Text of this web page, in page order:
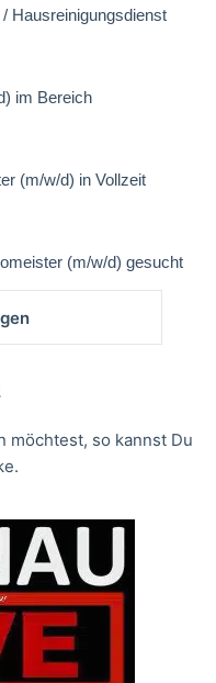
Hausreinigungsdienst
im Bereich
(m/w/d) in Vollzeit
(m/w/d) gesucht
möchtest, so kannst Du